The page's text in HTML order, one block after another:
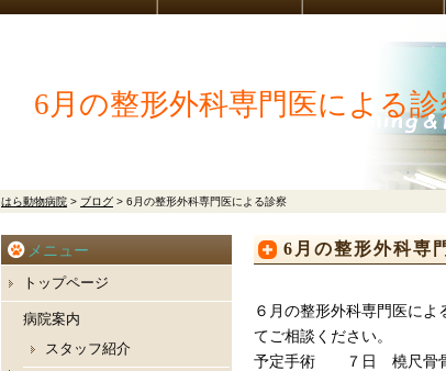
6月の整形外科専門医による診
はら動物病院 > ブログ > 6月の整形外科専門医による診察
6月の整形外科専
６月の整形外科専門医に
てご相談ください。
予定手術 ７日 橈尺骨
メニュー
トップページ
病院案内
スタッフ紹介